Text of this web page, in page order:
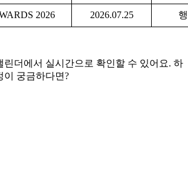
2026 2026.07.25
린더에서 실시간으로 확인할 수 있어요. 하
이 궁금하다면?